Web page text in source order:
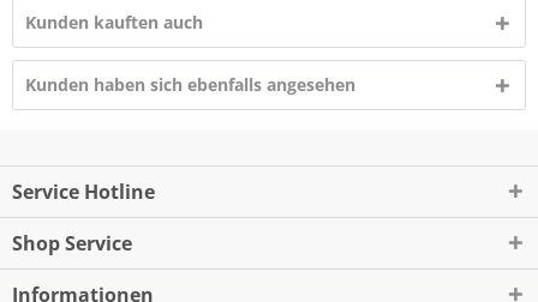
Kunden kauften auch
Kunden haben sich ebenfalls angesehen
Service Hotline
Shop Service
Informationen